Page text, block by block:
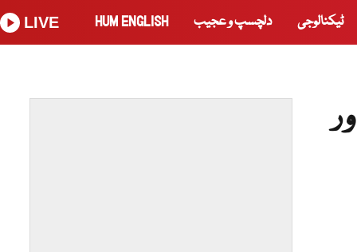
ٹیکنالوجی دلچسپ و عجیب HUM ENGLISH
LIVE